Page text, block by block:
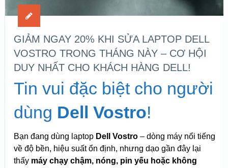
GIẢM NGAY 20% KHI SỬA LAPTOP DELL
VOSTRO TRONG THÁNG NÀY – CƠ HỘI
DUY NHẤT CHO KHÁCH HÀNG DELL!
Tin vui đặc biệt cho người
dùng Dell Vostro!
Bạn đang dùng laptop Dell Vostro– dòng máy nổi tiếng
về độ bền, hiệu suất ổn định, nhưng dạo gần đây lại
thấy máy chạy chậm, nóng, pin yếu hoặc không